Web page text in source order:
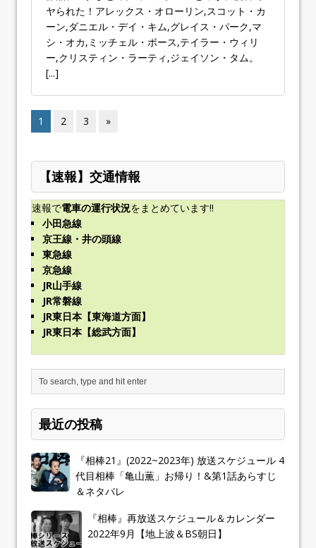
ヤられた！アレックス・オローリン,スコット・カ
ーン,ダニエル・デイ・キム,グレイス・パーク,マ
シ・オカ,ミッチェル・ボース,テイラー・ウィリ
ー,クリスティン・ラーティ,ジェイソン・タム。
[...]
1 2 3 »
【速報】交通情報
速報で電車の運行状況をまとめています!!
小田急線
京王線・井の頭線
東急線
京急線
JR山手線
JR常磐線
JR東日本【東海道方面】
JR東日本【総武方面】
最近の投稿
『相棒21』(2022~2023年) 放送スケジュール 4
代目相棒「亀山薫」お帰り！&第1話あらすじ
＆ネタバレ
『相棒』再放送スケジュール＆カレンダー
2022年9月【地上波＆BS朝日】